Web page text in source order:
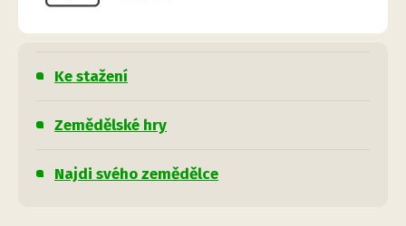
Ke stažení
Zemědělské hry
Najdi svého zemědělce